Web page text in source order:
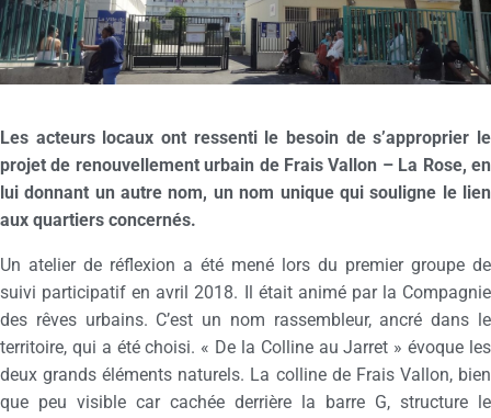
Les acteurs locaux ont ressenti le besoin de s’approprier le
projet de renouvellement urbain de Frais Vallon – La Rose, en
lui donnant un autre nom, un nom unique qui souligne le lien
aux quartiers concernés.
Un atelier de réflexion a été mené lors du premier groupe de
suivi participatif en avril 2018. Il était animé par la Compagnie
des rêves urbains. C’est un nom rassembleur, ancré dans le
territoire, qui a été choisi. « De la Colline au Jarret » évoque les
deux grands éléments naturels. La colline de Frais Vallon, bien
que peu visible car cachée derrière la barre G, structure le